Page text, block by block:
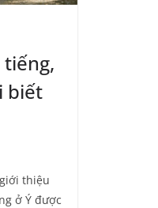
biết
thiệu
ở Ý được